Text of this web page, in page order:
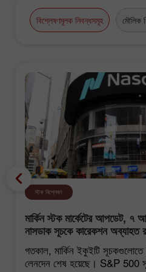
বিশ্লেষণমূলক নিবন্ধসমূহ মৌলিক
স্টক বিশ্লেষণ
মার্কিন স্টক মার্কেটের
নাসডাক সূচকে কারেকশন অব্যাহত
গতকাল, মার্কিন ইকুইটি সূচকগুলোতে
লেনদেন শেষ হয়েছে। S&P 500